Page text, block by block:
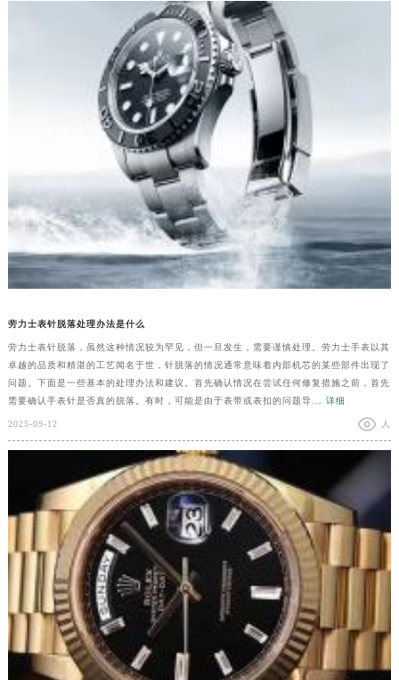
劳力士表针脱落处理办法是什么
劳力士表针脱落，虽然这种情况较为罕见，但一旦发生，需要谨慎处理。劳力士手表以其
卓越的品质和精湛的工艺闻名于世，针脱落的情况通常意味着内部机芯的某些部件出现了
问题。下面是一些基本的处理办法和建议。首先确认情况在尝试任何修复措施之前，首先
需要确认手表针是否真的脱落。有时，可能是由于表带或表扣的问题导... 详细
2025-09-12 人